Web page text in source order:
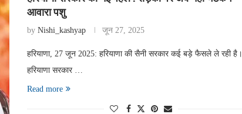
आवारा पशु
by Nishi_kashyap जून 27, 2025
हरियाणा, 27 जून 2025: हरियाणा की सैनी सरकार कई बड़े फैसले ले रही है।
हरियाणा सरकार …
Read more